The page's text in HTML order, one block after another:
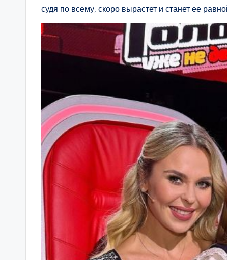
судя по всему, скоро вырастет и станет ее